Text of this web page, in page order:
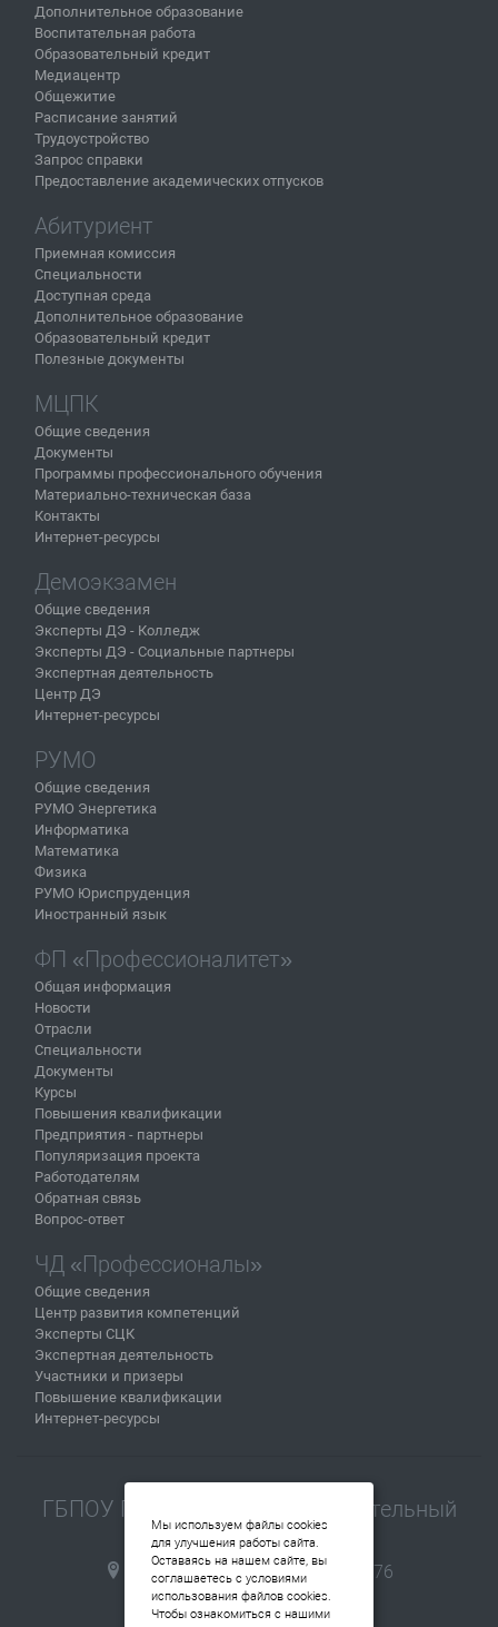
Дополнительное образование
Воспитательная работа
Образовательный кредит
Медиацентр
Общежитие
Расписание занятий
Трудоустройство
Запрос справки
Предоставление академических отпусков
Абитуриент
Приемная комиссия
Специальности
Доступная среда
Дополнительное образование
Образовательный кредит
Полезные документы
МЦПК
Общие сведения
Документы
Программы профессионального обучения
Материально-техническая база
Контакты
Интернет-ресурсы
Демоэкзамен
Общие сведения
Эксперты ДЭ - Колледж
Эксперты ДЭ - Социальные партнеры
Экспертная деятельность
Центр ДЭ
Интернет-ресурсы
РУМО
Общие сведения
РУМО Энергетика
Информатика
Математика
Физика
РУМО Юриспруденция
Иностранный язык
ФП «Профессионалитет»
Общая информация
Новости
Отрасли
Специальности
Документы
Курсы
Повышения квалификации
Предприятия - партнеры
Популяризация проекта
Работодателям
Обратная связь
Вопрос-ответ
ЧД «Профессионалы»
Общие сведения
Центр развития компетенций
Эксперты СЦК
Экспертная деятельность
Участники и призеры
Повышение квалификации
Интернет-ресурсы
ГБПОУ Пермский машиностроительный
колледж
614112, г.Пермь, ул. Репина, 76
+7(342) 214 40 03
Мы используем файлы cookies
для улучшения работы сайта.
Оставаясь на нашем сайте, вы
соглашаетесь с условиями
использования файлов cookies.
Чтобы ознакомиться с нашими